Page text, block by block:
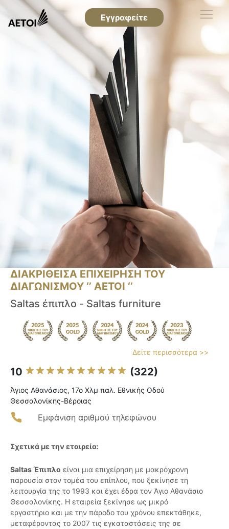
Εγγραφείτε
ΔΙΑΚΡΙΘΕΙΣΑ ΕΠΙΧΕΙΡΗΣΗ ΤΟΥ
ΔΙΑΓΩΝΙΣΜΟΥ ‘’ ΑΕΤΟΙ ‘’
Saltas έπιπλο - Saltas furniture
Δείτε περισσότερα >>
10 (322)
Άγιος Αθανάσιος, 17ο Χλμ παλ. Εθνικής Οδού
Θεσσαλονίκης-Βέροιας
Εμφάνιση αριθμού τηλεφώνου
Σχετικά με την εταιρεία:
Saltas Έπιπλο είναι μια επιχείρηση με μακρόχρονη
παρουσία στον τομέα του επίπλου, που ξεκίνησε τη
λειτουργία της το 1993 και έχει έδρα τον Άγιο Αθανάσιο
Θεσσαλονίκης. Η εταιρεία ξεκίνησε ως μικρό
εργαστήριο και με την πάροδο του χρόνου επεκτάθηκε,
μεταφέροντας το 2007 τις εγκαταστάσεις της σε